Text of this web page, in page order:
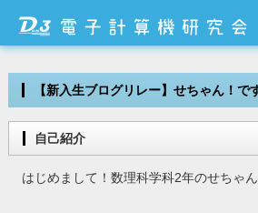
【新入生ブログリレー】せちゃん！で
自己紹介
はじめまして！数理科学科2年のせちゃん